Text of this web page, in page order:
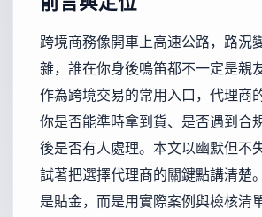
跨境商務像開車上高速公路，路況
雜，誰在你身後鳴笛都不一定是親
作為跨境交易的常用入口，代理商
你是否能準時拿到貨、是否遇到合
後是否有人處理。本文以幽默但不
試著把選擇代理商的關鍵點講清楚
是貼金，而是用實際案例與檢核清